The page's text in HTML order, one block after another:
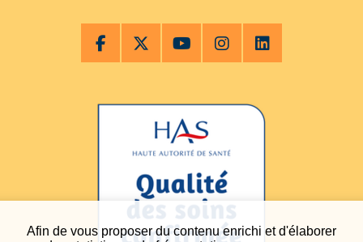
Afin de vous proposer du contenu enrichi et d'élaborer